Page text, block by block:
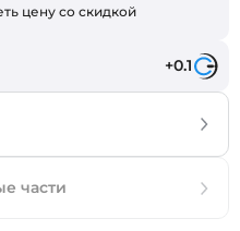
цену со скидкой
+0.1
части